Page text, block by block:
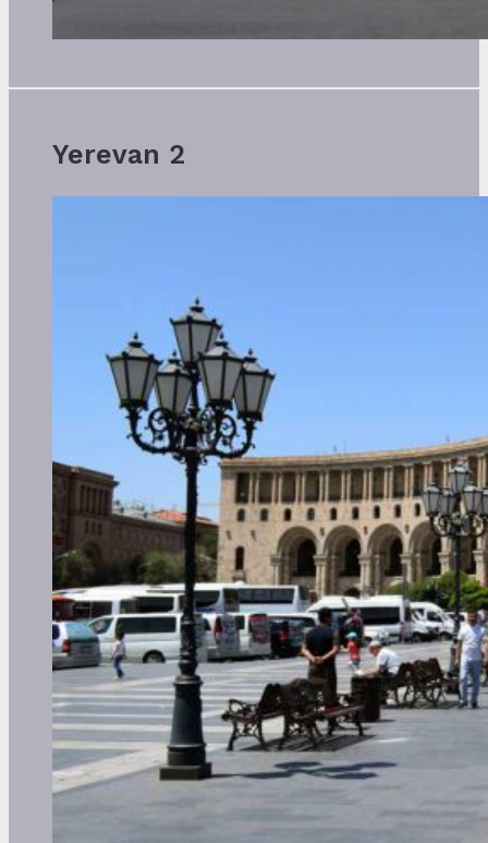
Yerevan 2